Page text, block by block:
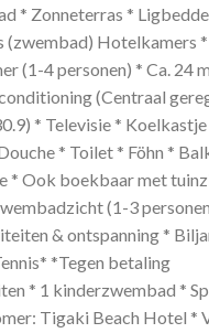
* Zonneterras *
(zwembad) Hotelkamers *
(1-4 personen) * Ca. 24
(Centraal
* Televisie *
* Toilet * Föhn *
* Ook boekbaar met
(1-3
& ontspanning *
*Tegen betaling
* 1 kinderzwembad *
Tigaki Beach Hotel *